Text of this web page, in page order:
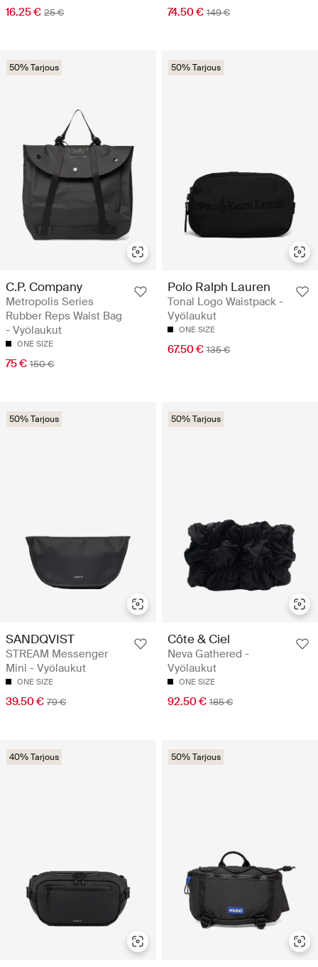
16.25 € 25 € 74.50 € 149 €
50% Tarjous
C.P. Company
Metropolis Series
Rubber Reps Waist Bag
- Vyölaukut
ONE SIZE
75 € 150 €
50% Tarjous
Polo Ralph Lauren
Tonal Logo Waistpack -
Vyölaukut
ONE SIZE
67.50 € 135 €
50% Tarjous
SANDQVIST
STREAM Messenger
Mini - Vyölaukut
ONE SIZE
39.50 € 79 €
50% Tarjous
Côte & Ciel
Neva Gathered -
Vyölaukut
ONE SIZE
92.50 € 185 €
40% Tarjous 50% Tarjous